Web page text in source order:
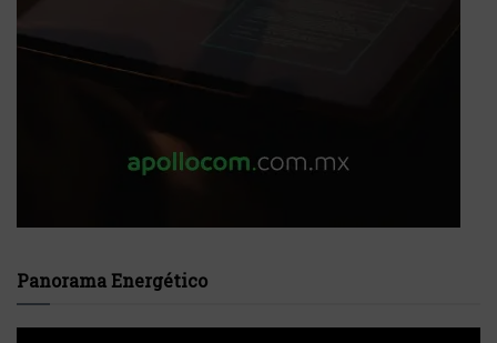
Panorama Energético